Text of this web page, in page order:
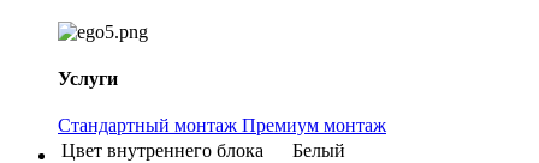
Услуги
Стандартный монтаж Премиум монтаж
Цвет внутреннего блока
Белый